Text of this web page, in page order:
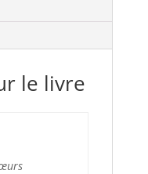
le livre